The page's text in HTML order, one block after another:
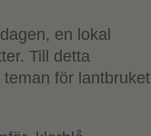
en lokal
Till detta
för lantbruket